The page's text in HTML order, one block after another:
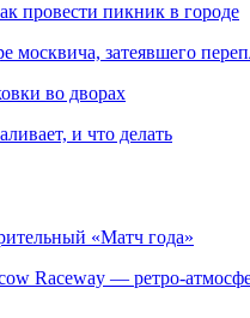
провести пикник в городе
затеявшего
во дворах
и что делать
«Матч года»
Raceway —